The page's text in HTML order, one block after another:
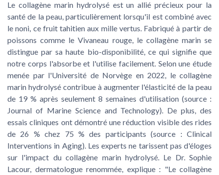
Le collagène marin hydrolysé est un allié précieux pour la
santé de la peau, particulièrement lorsqu'il est combiné avec
le noni, ce fruit tahitien aux mille vertus. Fabriqué à partir de
poissons comme le Vivaneau rouge, le collagène marin se
distingue par sa haute bio-disponibilité, ce qui signifie que
notre corps l'absorbe et l'utilise facilement. Selon une étude
menée par l'Université de Norvège en 2022, le collagène
marin hydrolysé contribue à augmenter l'élasticité de la peau
de 19 % après seulement 8 semaines d'utilisation (source :
Journal of Marine Science and Technology). De plus, des
essais cliniques ont démontré une réduction visible des rides
de 26 % chez 75 % des participants (source : Clinical
Interventions in Aging). Les experts ne tarissent pas d'éloges
sur l'impact du collagène marin hydrolysé. Le Dr. Sophie
Lacour, dermatologue renommée, explique : "Le collagène